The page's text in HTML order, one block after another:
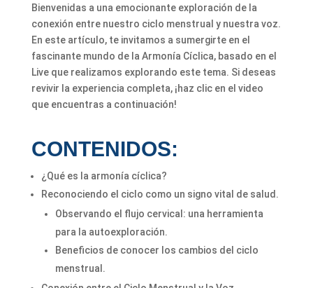
Bienvenidas a una emocionante exploración de la
conexión entre nuestro ciclo menstrual y nuestra voz.
En este artículo, te invitamos a sumergirte en el
fascinante mundo de la Armonía Cíclica, basado en el
Live que realizamos explorando este tema. Si deseas
revivir la experiencia completa, ¡haz clic en el video
que encuentras a continuación!
CONTENIDOS:
¿Qué es la armonía cíclica?
Reconociendo el ciclo como un signo vital de salud.
Observando el flujo cervical: una herramienta
para la autoexploración.
Beneficios de conocer los cambios del ciclo
menstrual.